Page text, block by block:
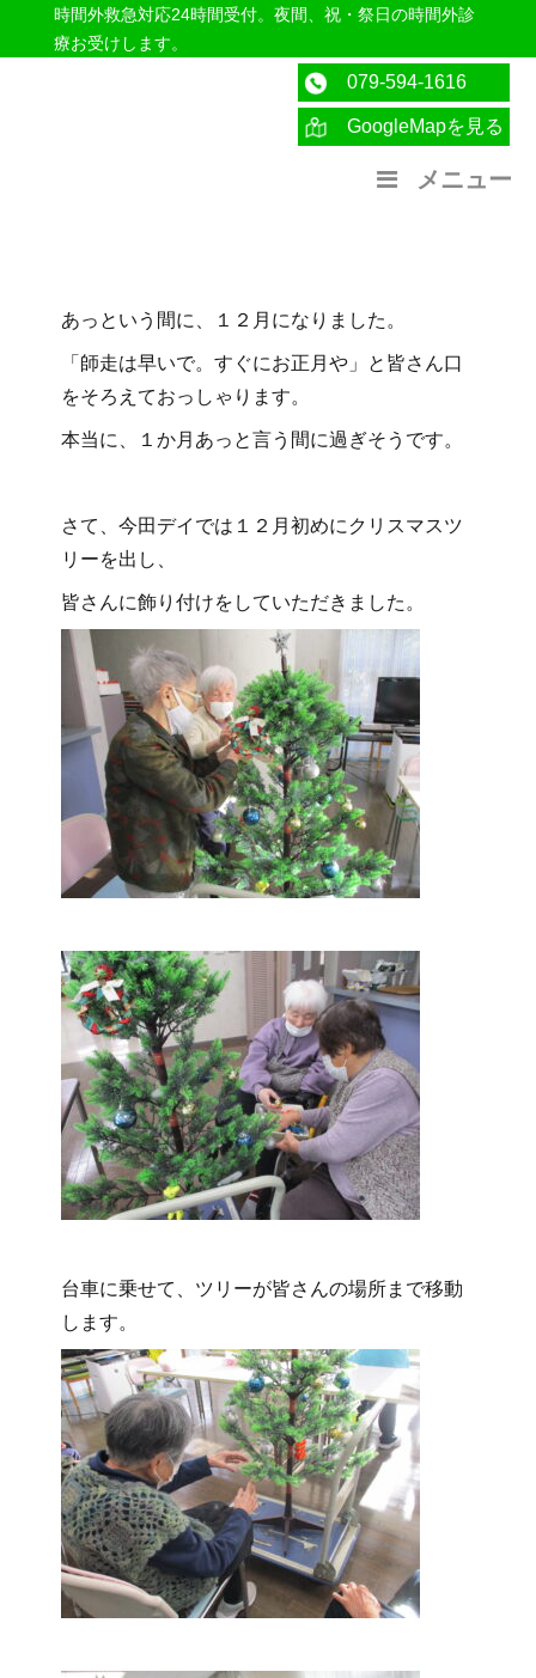
時間外救急対応24時間受付。夜間、祝・祭日の時間外診
療お受けします。
医療法人社団紀洋会 公式サイト
079-594-1616
GoogleMapを見る
メニュー
あっという間に、１２月になりました。
「師走は早いで。すぐにお正月や」と皆さん口
をそろえておっしゃります。
本当に、１か月あっと言う間に過ぎそうです。
さて、今田デイでは１２月初めにクリスマスツ
リーを出し、
皆さんに飾り付けをしていただきました。
台車に乗せて、ツリーが皆さんの場所まで移動
します。